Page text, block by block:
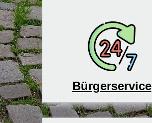
Bürgerservice